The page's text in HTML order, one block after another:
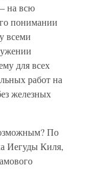
на всю
понимании
всеми
для всех
работ на
железных
По
Иегуды Киля,